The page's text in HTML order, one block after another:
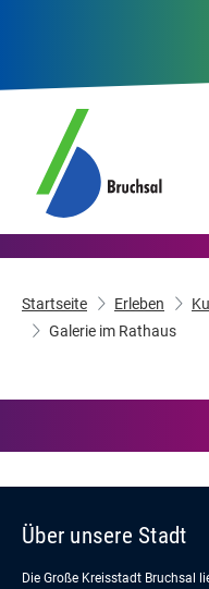
Startseite Erleben
Galerie im Rathaus
Über unsere Stadt
Die Große Kreisstadt Bruchsal